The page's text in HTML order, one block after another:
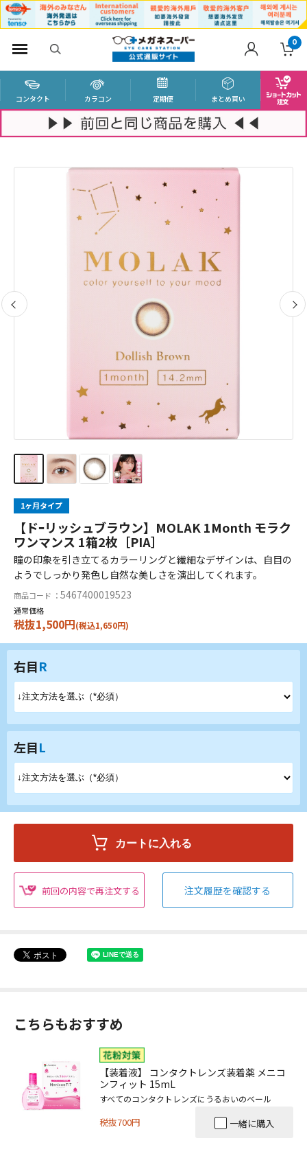
0
コンタクト カラコン 定期便 まとめ買い
1ヶ月タイプ
【ドｰリッシュブラウン】MOLAK 1Month モラク
ワンマンス 1箱2枚［PIA］
瞳の印象を引き立てるカラーリングと繊細なデザインは、自目の
ようでしっかり発色し自然な美しさを演出してくれます。
商品コード ： 5467400019523
通常価格
税抜1,500円(税込1,650円)
右目R
左目L
前回の内容で再注文する 注文履歴を確認する
こちらもおすすめ
【装着液】 コンタクトレンズ装着薬 メニコ
ンフィット 15mL
すべてのコンタクトレンズにうるおいのベール
税抜700円 一緒に購入